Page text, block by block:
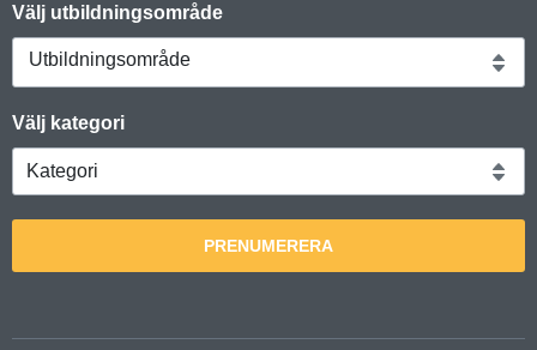
Välj utbildningsområde
Utbildningsområde
Välj kategori
PRENUMERERA